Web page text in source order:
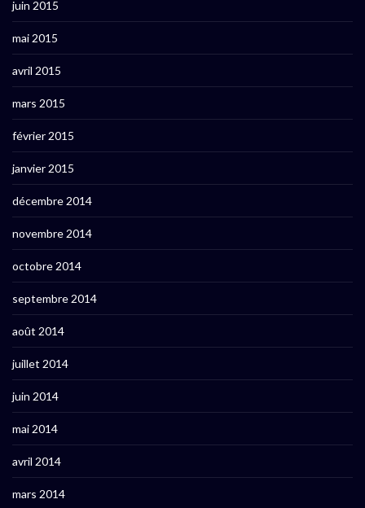
juin 2015
mai 2015
avril 2015
mars 2015
février 2015
janvier 2015
décembre 2014
novembre 2014
octobre 2014
septembre 2014
août 2014
juillet 2014
juin 2014
mai 2014
avril 2014
mars 2014